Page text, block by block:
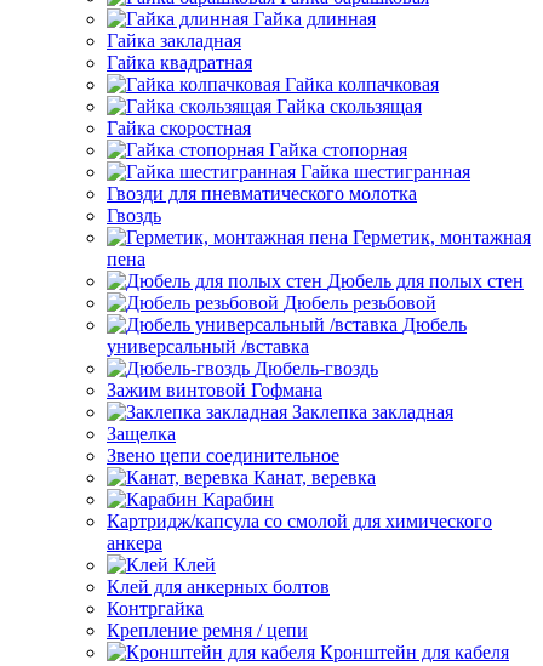
Гайка длинная
Гайка закладная
Гайка квадратная
Гайка колпачковая
Гайка скользящая
Гайка скоростная
Гайка стопорная
Гайка шестигранная
Гвозди для пневматического молотка
Гвоздь
Герметик, монтажная
пена
Дюбель для полых стен
Дюбель резьбовой
Дюбель
универсальный /вставка
Дюбель-гвоздь
Зажим винтовой Гофмана
Заклепка закладная
Защелка
Звено цепи соединительное
Канат, веревка
Карабин
Картридж/капсула со смолой для химического
анкера
Клей
Клей для анкерных болтов
Контргайка
Крепление ремня / цепи
Кронштейн для кабеля